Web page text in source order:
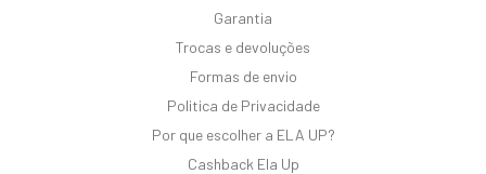
Garantia
Trocas e devoluções
Formas de envio
Politica de Privacidade
Por que escolher a ELA UP?
Cashback Ela Up